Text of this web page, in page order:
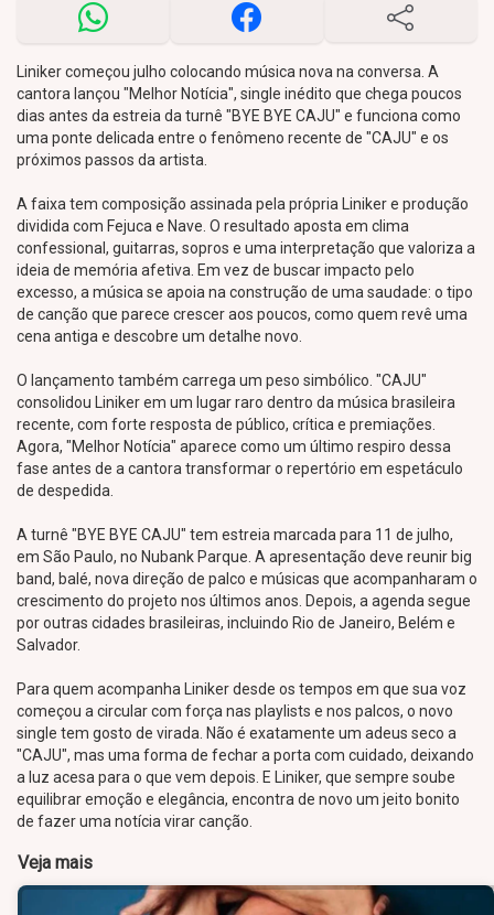
Liniker começou julho colocando música nova na conversa. A
cantora lançou "Melhor Notícia", single inédito que chega poucos
dias antes da estreia da turnê "BYE BYE CAJU" e funciona como
uma ponte delicada entre o fenômeno recente de "CAJU" e os
próximos passos da artista.
A faixa tem composição assinada pela própria Liniker e produção
dividida com Fejuca e Nave. O resultado aposta em clima
confessional, guitarras, sopros e uma interpretação que valoriza a
ideia de memória afetiva. Em vez de buscar impacto pelo
excesso, a música se apoia na construção de uma saudade: o tipo
de canção que parece crescer aos poucos, como quem revê uma
cena antiga e descobre um detalhe novo.
O lançamento também carrega um peso simbólico. "CAJU"
consolidou Liniker em um lugar raro dentro da música brasileira
recente, com forte resposta de público, crítica e premiações.
Agora, "Melhor Notícia" aparece como um último respiro dessa
fase antes de a cantora transformar o repertório em espetáculo
de despedida.
A turnê "BYE BYE CAJU" tem estreia marcada para 11 de julho,
em São Paulo, no Nubank Parque. A apresentação deve reunir big
band, balé, nova direção de palco e músicas que acompanharam o
crescimento do projeto nos últimos anos. Depois, a agenda segue
por outras cidades brasileiras, incluindo Rio de Janeiro, Belém e
Salvador.
Para quem acompanha Liniker desde os tempos em que sua voz
começou a circular com força nas playlists e nos palcos, o novo
single tem gosto de virada. Não é exatamente um adeus seco a
"CAJU", mas uma forma de fechar a porta com cuidado, deixando
a luz acesa para o que vem depois. E Liniker, que sempre soube
equilibrar emoção e elegância, encontra de novo um jeito bonito
de fazer uma notícia virar canção.
Veja mais